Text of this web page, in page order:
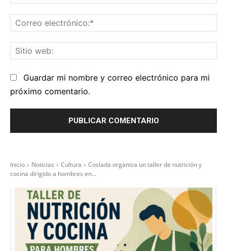
Guardar mi nombre y correo electrónico para mi
próximo comentario.